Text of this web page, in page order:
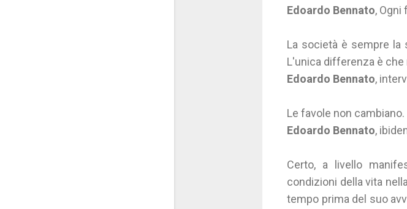
Edoardo Bennato, Ogni
La società è sempre la
L'unica differenza è che
Edoardo Bennato,
Le favole non
Edoardo Bennato,
Certo, a livello
condizioni della vita
tempo prima del suo